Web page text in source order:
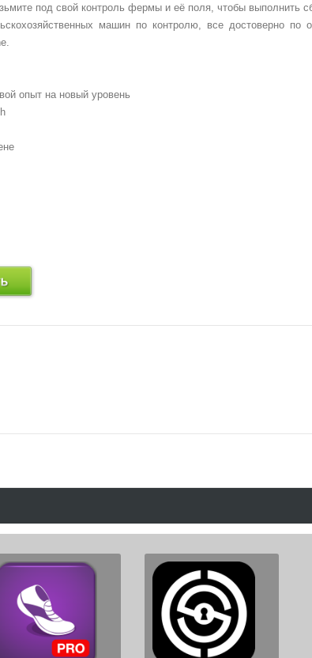
под свой контроль фермы и её поля, чтобы выполнить
машин по контролю, все достоверно по
опыт на новый уровень